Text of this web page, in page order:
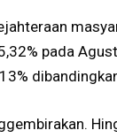
pada